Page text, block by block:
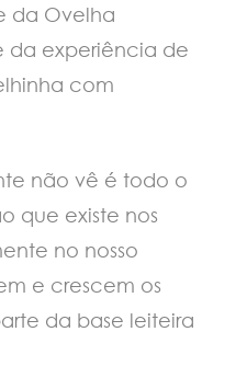
da Ovelha
da experiência de
com
não vê é todo o
que existe nos
no nosso
e crescem os
da base leiteira